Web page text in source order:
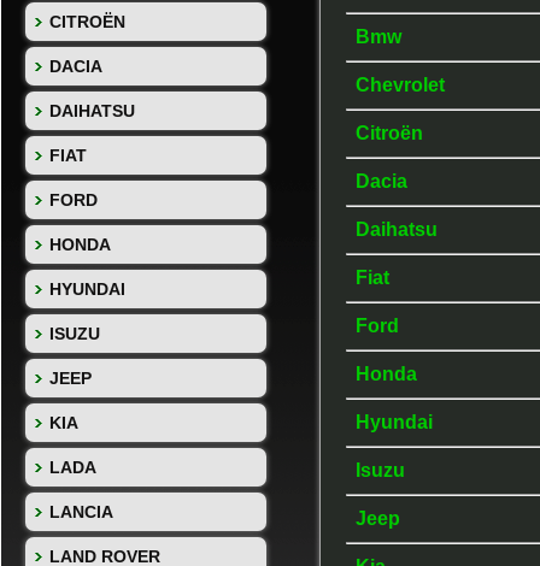
CITROËN
DACIA
DAIHATSU
FIAT
FORD
HONDA
HYUNDAI
ISUZU
JEEP
KIA
LADA
LANCIA
LAND ROVER
Bmw
Chevrolet
Citroën
Dacia
Daihatsu
Fiat
Ford
Honda
Hyundai
Isuzu
Jeep